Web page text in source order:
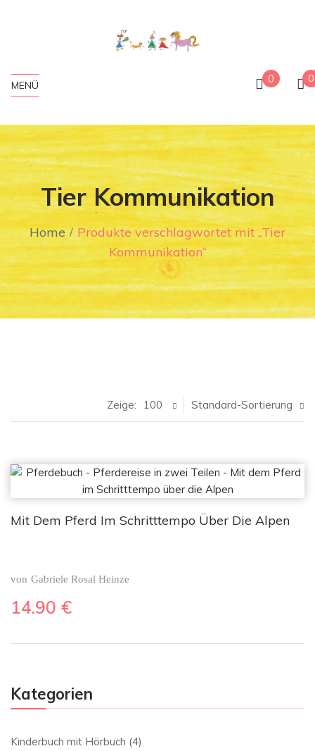
MENÜ 0 0
Tier Kommunikation
Home
Produkte verschlagwortet mit „Tier
Kommunikation“
Kategorien
Kinderbuch mit Hörbuch (4)
Standard-Sortierung
Zeige: 100
Mit Dem Pferd Im Schritttempo Über Die Alpen
von Gabriele Rosal Heinze
14.90 €